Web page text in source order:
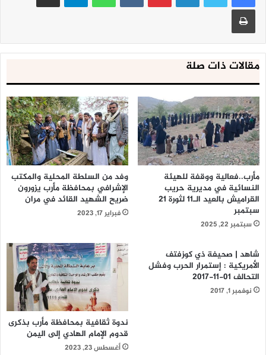
طباعة
مقالات ذات صلة
مأرب..فعالية ووقفة للهيئة
النسائية في مديرية حريب
القراميش بالعيد الـ11 لثورة 21
سبتمبر
سبتمبر 22, 2025
وفد من السلطة المحلية والمكتب
الإشرافي بمحافظة مأرب يزورون
ضريح الشهيد القائد في مران
فبراير 17, 2023
شاهد | صحيفة ذي كوزفتف
الأمريكية : إستمرار الحرب وفشل
التحالف 01-11-2017
نوفمبر 1, 2017
ندوة ثقافية بمحافظة مأرب بذكرى
قدوم الإمام الهادي إلى اليمن
أغسطس 23, 2023